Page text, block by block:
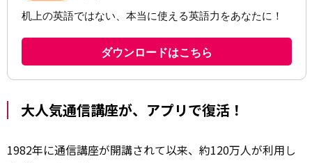
大人気通信講座が、アプリで復活！
1982年に通信講座が開講されて以来、約120万人が利用し